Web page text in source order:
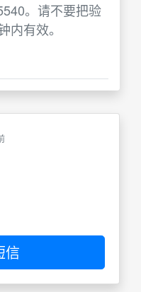
。请不要把验
内有效。
信